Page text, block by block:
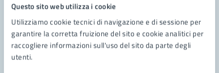
Questo sito web utilizza i cookie
Utilizziamo cookie tecnici di navigazione e di sessione per
garantire la corretta fruizione del sito e cookie analitici per
raccogliere informazioni sull'uso del sito da parte degli
utenti.
Richiedi assistenza
Prenota appuntamento
Problemi in città